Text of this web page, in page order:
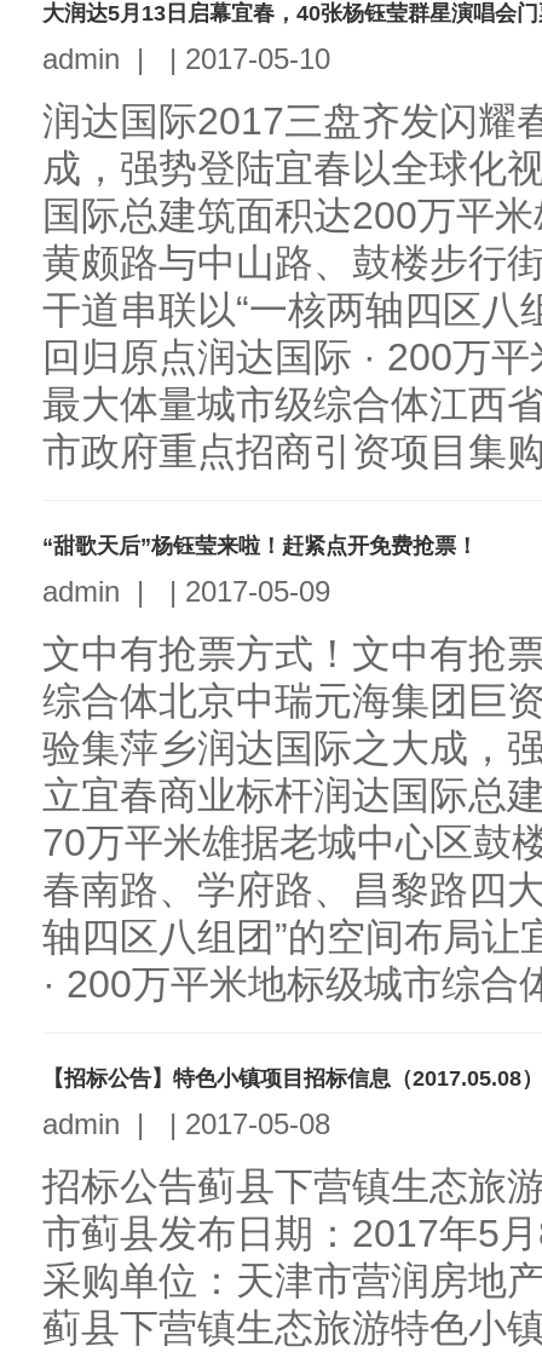
大润达5月13日启幕宜春，40张杨钰莹群星演唱会
admin | | 2017-05-10
润达国际2017三盘齐发闪耀
成，强势登陆宜春以全球化
国际总建筑面积达200万平
黄颇路与中山路、鼓楼步行
干道串联以“一核两轴四区八
回归原点润达国际 · 200万
最大体量城市级综合体江西
市政府重点招商引资项目集
“甜歌天后”杨钰莹来啦！赶紧点开免费抢票！
admin | | 2017-05-09
文中有抢票方式！文中有抢
综合体北京中瑞元海集团巨
验集萍乡润达国际之大成，
立宜春商业标杆润达国际总
70万平米雄据老城中心区鼓
春南路、学府路、昌黎路四
轴四区八组团”的空间布局
· 200万平米地标级城市综合
【招标公告】特色小镇项目招标信息（2017.05.08）
admin | | 2017-05-08
招标公告蓟县下营镇生态旅
市蓟县发布日期：2017年5
采购单位：天津市营润房地
蓟县下营镇生态旅游特色小